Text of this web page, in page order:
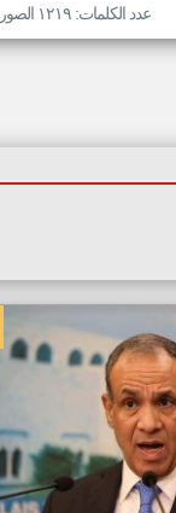
عدد الكلمات: ١٢١٩ الصور: ١٢